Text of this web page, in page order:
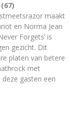
maakt
en Norma Jean
Forgets’ is
gezicht. Dit
platen van betere
met
gasten een